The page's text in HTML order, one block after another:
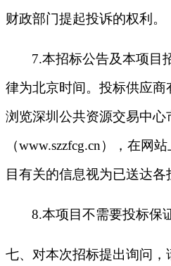
财政部门提起投诉的权利。
7.本招标公告及本项目
律为北京时间。投标供应
浏览深圳公共资源交易中心
（www.szzfcg.cn），在网
目有关的信息视为已送达各
8.本项目不需要投标保
七、对本次招标提出询问，